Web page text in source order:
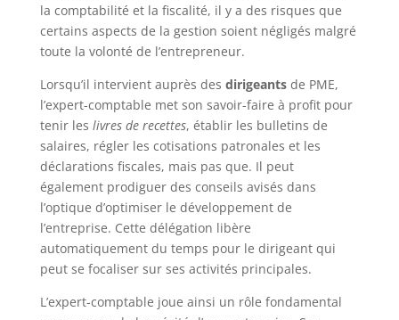
la comptabilité et la fiscalité, il y a des risques que
certains aspects de la gestion soient négligés malgré
toute la volonté de l’entrepreneur.
Lorsqu’il intervient auprès des dirigeantsde PME,
l’expert-comptable met son savoir-faire à profit pour
tenir les livres de recettes, établir les bulletins de
salaires, régler les cotisations patronales et les
déclarations fiscales, mais pas que. Il peut
également prodiguer des conseils avisés dans
l’optique d’optimiser le développement de
l’entreprise. Cette délégation libère
automatiquement du temps pour le dirigeant qui
peut se focaliser sur ses activités principales.
L’expert-comptable joue ainsi un rôle fondamental